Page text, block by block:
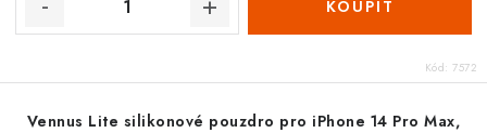
Kód: 7572
Vennus Lite silikonové pouzdro pro iPhone 14 Pro Max,